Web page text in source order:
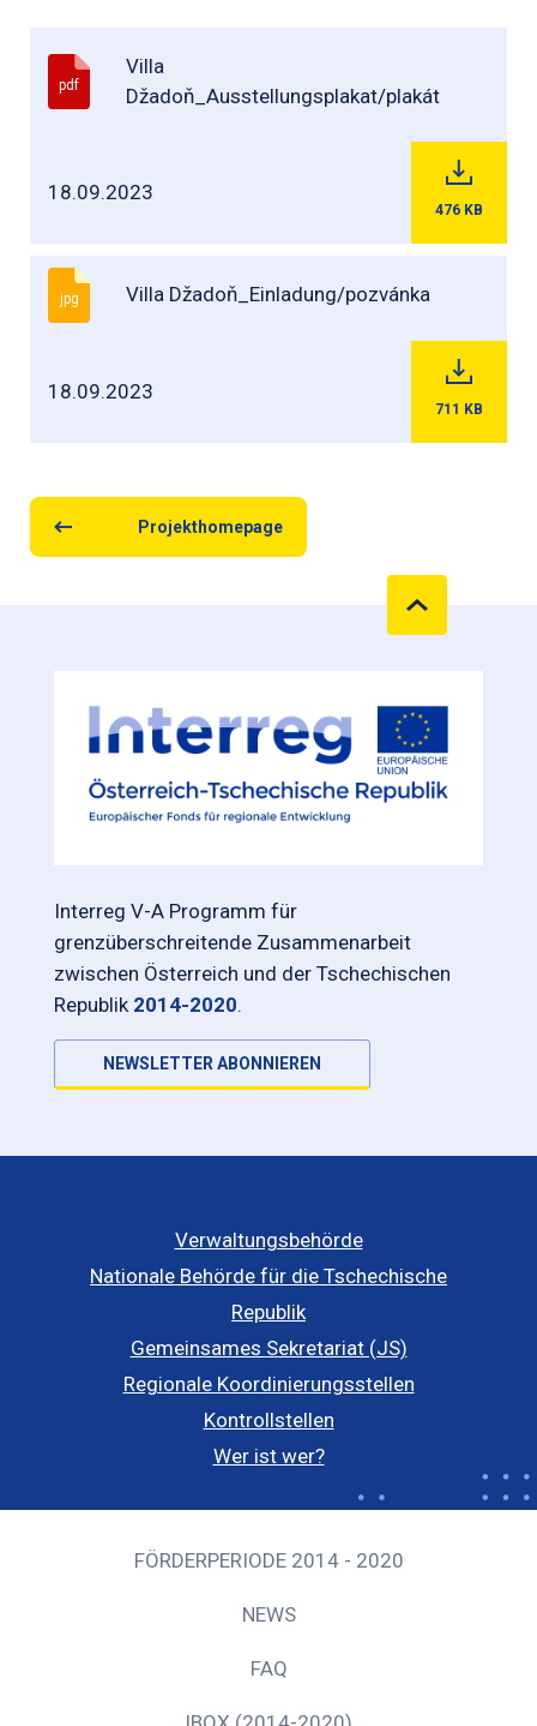
pdf
Villa
Džadoň_Ausstellungsplakat/plakát
18.09.2023
476 KB
jpg Villa Džadoň_Einladung/pozvánka
18.09.2023
711 KB
Projekthomepage
Interreg V-A Programm für
grenzüberschreitende Zusammenarbeit
zwischen Österreich und der Tschechischen
Republik 2014-2020.
NEWSLETTER ABONNIEREN
Verwaltungsbehörde
Nationale Behörde für die Tschechische
Republik
Gemeinsames Sekretariat (JS)
Regionale Koordinierungsstellen
Kontrollstellen
Wer ist wer?
FÖRDERPERIODE 2014 - 2020
NEWS
FAQ